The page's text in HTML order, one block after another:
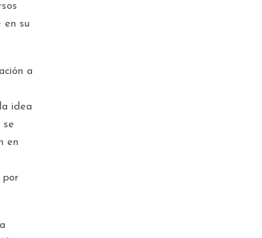
en su
a
idea
se
en
por